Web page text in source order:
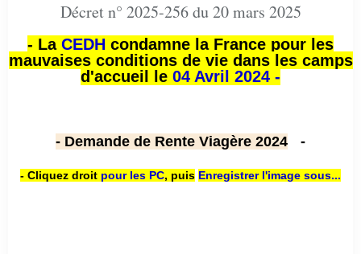
Décret n° 2025-256 du 20 mars 2025
- La CEDH condamne la France pour les
mauvaises conditions de vie dans les camps
d'accueil le 04 Avril 2024 -
- Demande de Rente Viagère 2024 -
- Cliquez droit pour les PC, puis Enregistrer l'image sous...